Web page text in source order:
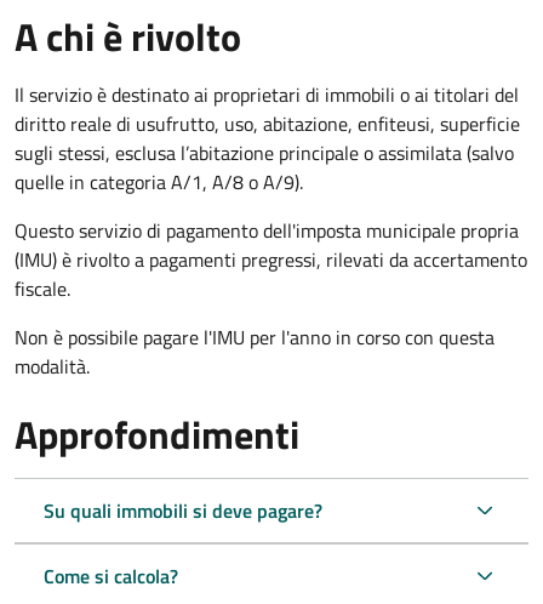
A chi è rivolto
Il servizio è destinato ai proprietari di immobili o ai titolari del
diritto reale di usufrutto, uso, abitazione, enfiteusi, superficie
sugli stessi, esclusa l’abitazione principale o assimilata (salvo
quelle in categoria A/1, A/8 o A/9).
Questo servizio di pagamento dell'imposta municipale propria
(IMU) è rivolto a pagamenti pregressi, rilevati da accertamento
fiscale.
Non è possibile pagare l'IMU per l'anno in corso con questa
modalità.
Approfondimenti
Su quali immobili si deve pagare?
Come si calcola?